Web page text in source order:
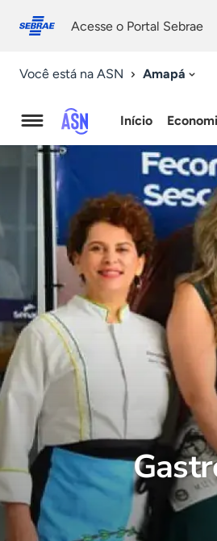
conosco
Acesse o Portal Sebrae
Você está na ASN Amapá
Agência
Sebrae
de
Notícias
Início